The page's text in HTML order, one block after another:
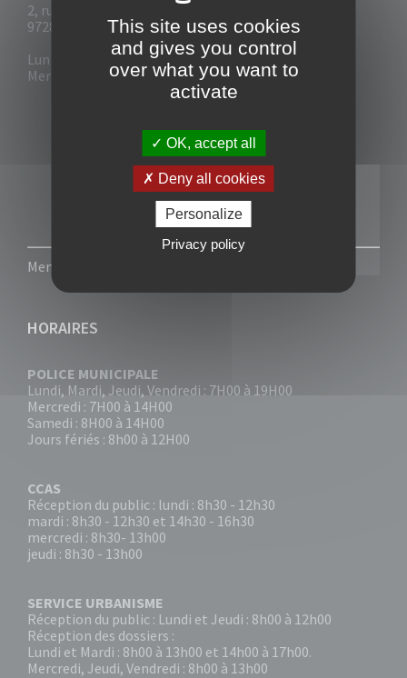
2, rue Collignon
97280 Le Vauclin
Lun - Mar : 7h30- 13h & 14h-17h
Mer-Jeu-Vend : 7h30 - 13h30
Mentions légales
HORAIRES
POLICE MUNICIPALE
Lundi, Mardi, Jeudi, Vendredi : 7H00 à 19H00
Mercredi : 7H00 à 14H00
Samedi : 8H00 à 14H00
Jours fériés : 8h00 à 12H00
CCAS
Réception du public : lundi : 8h30 - 12h30
mardi : 8h30 - 12h30 et 14h30 - 16h30
mercredi : 8h30- 13h00
jeudi : 8h30 - 13h00
SERVICE URBANISME
Réception du public : Lundi et Jeudi : 8h00 à 12h00
Réception des dossiers :
Lundi et Mardi : 8h00 à 13h00 et 14h00 à 17h00.
Mercredi, Jeudi, Vendredi : 8h00 à 13h00
This site uses cookies
and gives you control
over what you want to
activate
OK, accept all
Deny all cookies
Personalize
Privacy policy